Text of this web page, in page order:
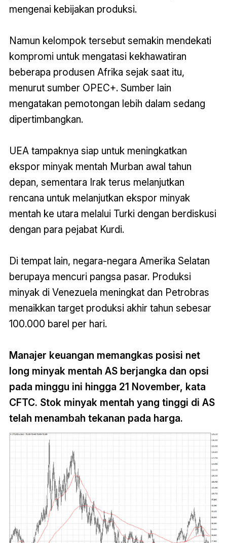
mengenai kebijakan produksi.
Namun kelompok tersebut semakin mendekati
kompromi untuk mengatasi kekhawatiran
beberapa produsen Afrika sejak saat itu,
menurut sumber OPEC+. Sumber lain
mengatakan pemotongan lebih dalam sedang
dipertimbangkan.
UEA tampaknya siap untuk meningkatkan
ekspor minyak mentah Murban awal tahun
depan, sementara Irak terus melanjutkan
rencana untuk melanjutkan ekspor minyak
mentah ke utara melalui Turki dengan berdiskusi
dengan para pejabat Kurdi.
Di tempat lain, negara-negara Amerika Selatan
berupaya mencuri pangsa pasar. Produksi
minyak di Venezuela meningkat dan Petrobras
menaikkan target produksi akhir tahun sebesar
100.000 barel per hari.
Manajer keuangan memangkas posisi net
long minyak mentah AS berjangka dan opsi
pada minggu ini hingga 21 November, kata
CFTC. Stok minyak mentah yang tinggi di AS
telah menambah tekanan pada harga.